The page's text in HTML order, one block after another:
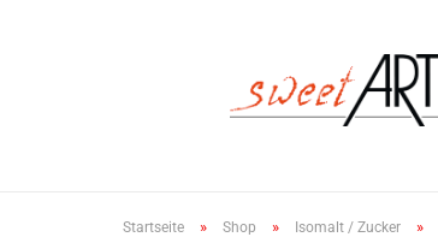
Startseite » Shop » Isomalt / Zucker »